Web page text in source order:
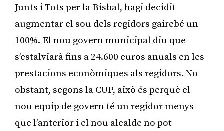
Junts i Tots per la Bisbal, hagi decidit
augmentar el sou dels regidors gairebé un
100%. El nou govern municipal diu que
s’estalviarà fins a 24.600 euros anuals en les
prestacions econòmiques als regidors. No
obstant, segons la CUP, això és perquè el
nou equip de govern té un regidor menys
que l’anterior i el nou alcalde no pot